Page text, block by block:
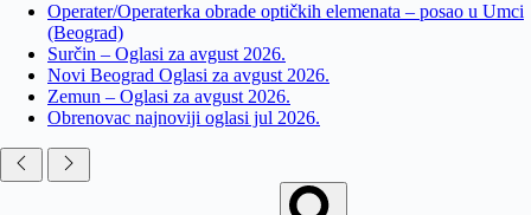
Operater/Operaterka obrade optičkih elemenata – posao u Umci
(Beograd)
Surčin – Oglasi za avgust 2026.
Novi Beograd Oglasi za avgust 2026.
Zemun – Oglasi za avgust 2026.
Obrenovac najnoviji oglasi jul 2026.